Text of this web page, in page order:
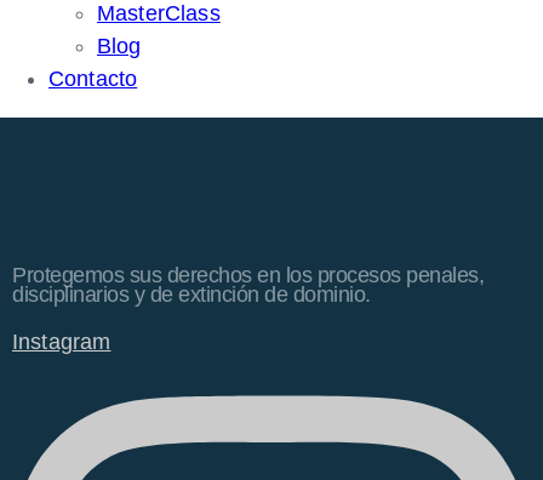
MasterClass
Blog
Contacto
Protegemos sus derechos en los procesos penales,
disciplinarios y de extinción de dominio.
Instagram